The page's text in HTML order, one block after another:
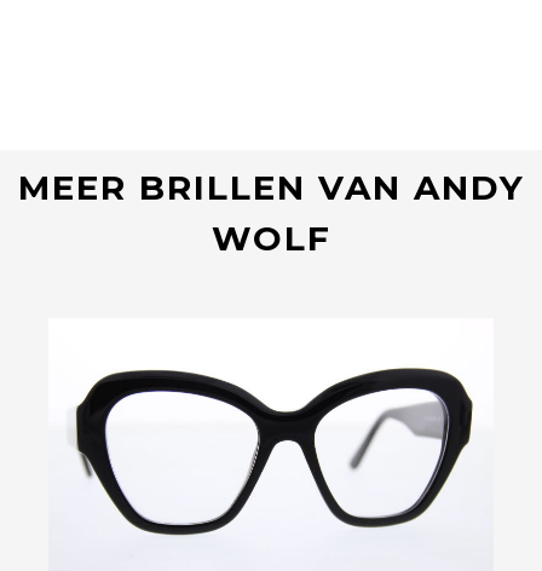
MEER BRILLEN VAN ANDY
WOLF
Bekijk deze bril